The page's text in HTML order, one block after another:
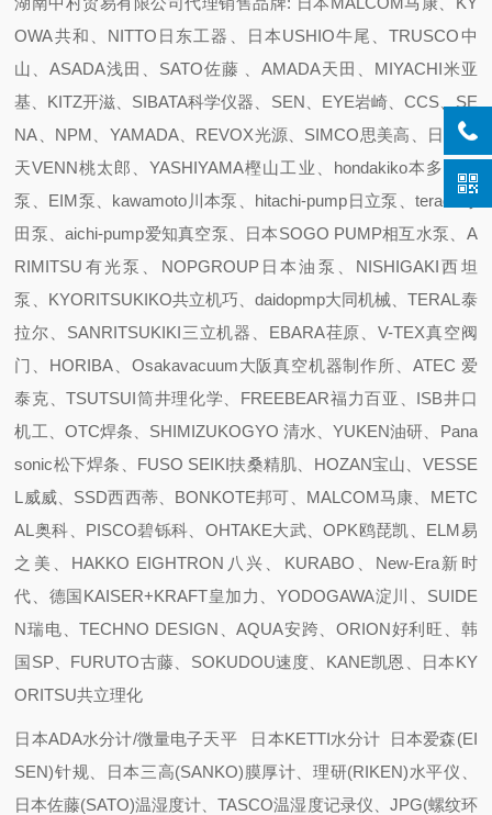
OWA共和、NITTO日东工器、日本USHIO牛尾、TRUSCO中
山、ASADA浅田、SATO佐藤 、AMADA天田、MIYACHI米亚
基、KITZ开滋、SIBATA科学仪器、SEN、EYE岩崎、CCS、SE
NA、NPM、YAMADA、REVOX光源、SIMCO思美高、日本阀
天VENN桃太郎、YASHIYAMA樫山工业、hondakiko本多机工
泵、EIM泵、kawamoto川本泵、hitachi-pump日立泵、terada寺
田泵、aichi-pump爱知真空泵、日本SOGO PUMP相互水泵、A
RIMITSU有光泵、NOPGROUP日本油泵、NISHIGAKI西坦
泵、KYORITSUKIKO共立机巧、daidopmp大同机械、TERAL泰
拉尔、SANRITSUKIKI三立机器、EBARA荏原、V-TEX真空阀
门、HORIBA、Osakavacuum大阪真空机器制作所、ATEC 爱
泰克、TSUTSUI筒井理化学、FREEBEAR福力百亚、ISB井口
机工、OTC焊条、SHIMIZUKOGYO 清水、YUKEN油研、Pana
sonic松下焊条、FUSO SEIKI扶桑精肌、HOZAN宝山、VESSE
L威威、SSD西西蒂、BONKOTE邦可、MALCOM马康、METC
AL奥科、PISCO碧铄科、OHTAKE大武、OPK鸥琵凯、ELM易
之美、HAKKO EIGHTRON八兴、KURABO、New-Era新时
代、德国KAISER+KRAFT皇加力、YODOGAWA淀川、SUIDE
N瑞电、TECHNO DESIGN、AQUA安跨、ORION好利旺、韩
国SP、FURUTO古藤、SOKUDOU速度、KANE凯恩、日本KY
ORITSU共立理化
日本ADA水分计/微量电子天平 日本KETTI水分计 日本爱森(EI
SEN)针规、日本三高(SANKO)膜厚计、理研(RIKEN)水平仪、
日本佐藤(SATO)温湿度计、TASCO温湿度记录仪、JPG(螺纹环